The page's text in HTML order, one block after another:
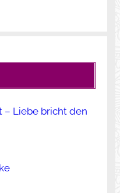
– Liebe bricht den